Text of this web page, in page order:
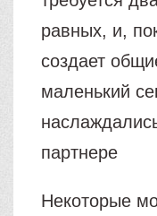
равных, и,
создает
маленький
партнере
Некоторые